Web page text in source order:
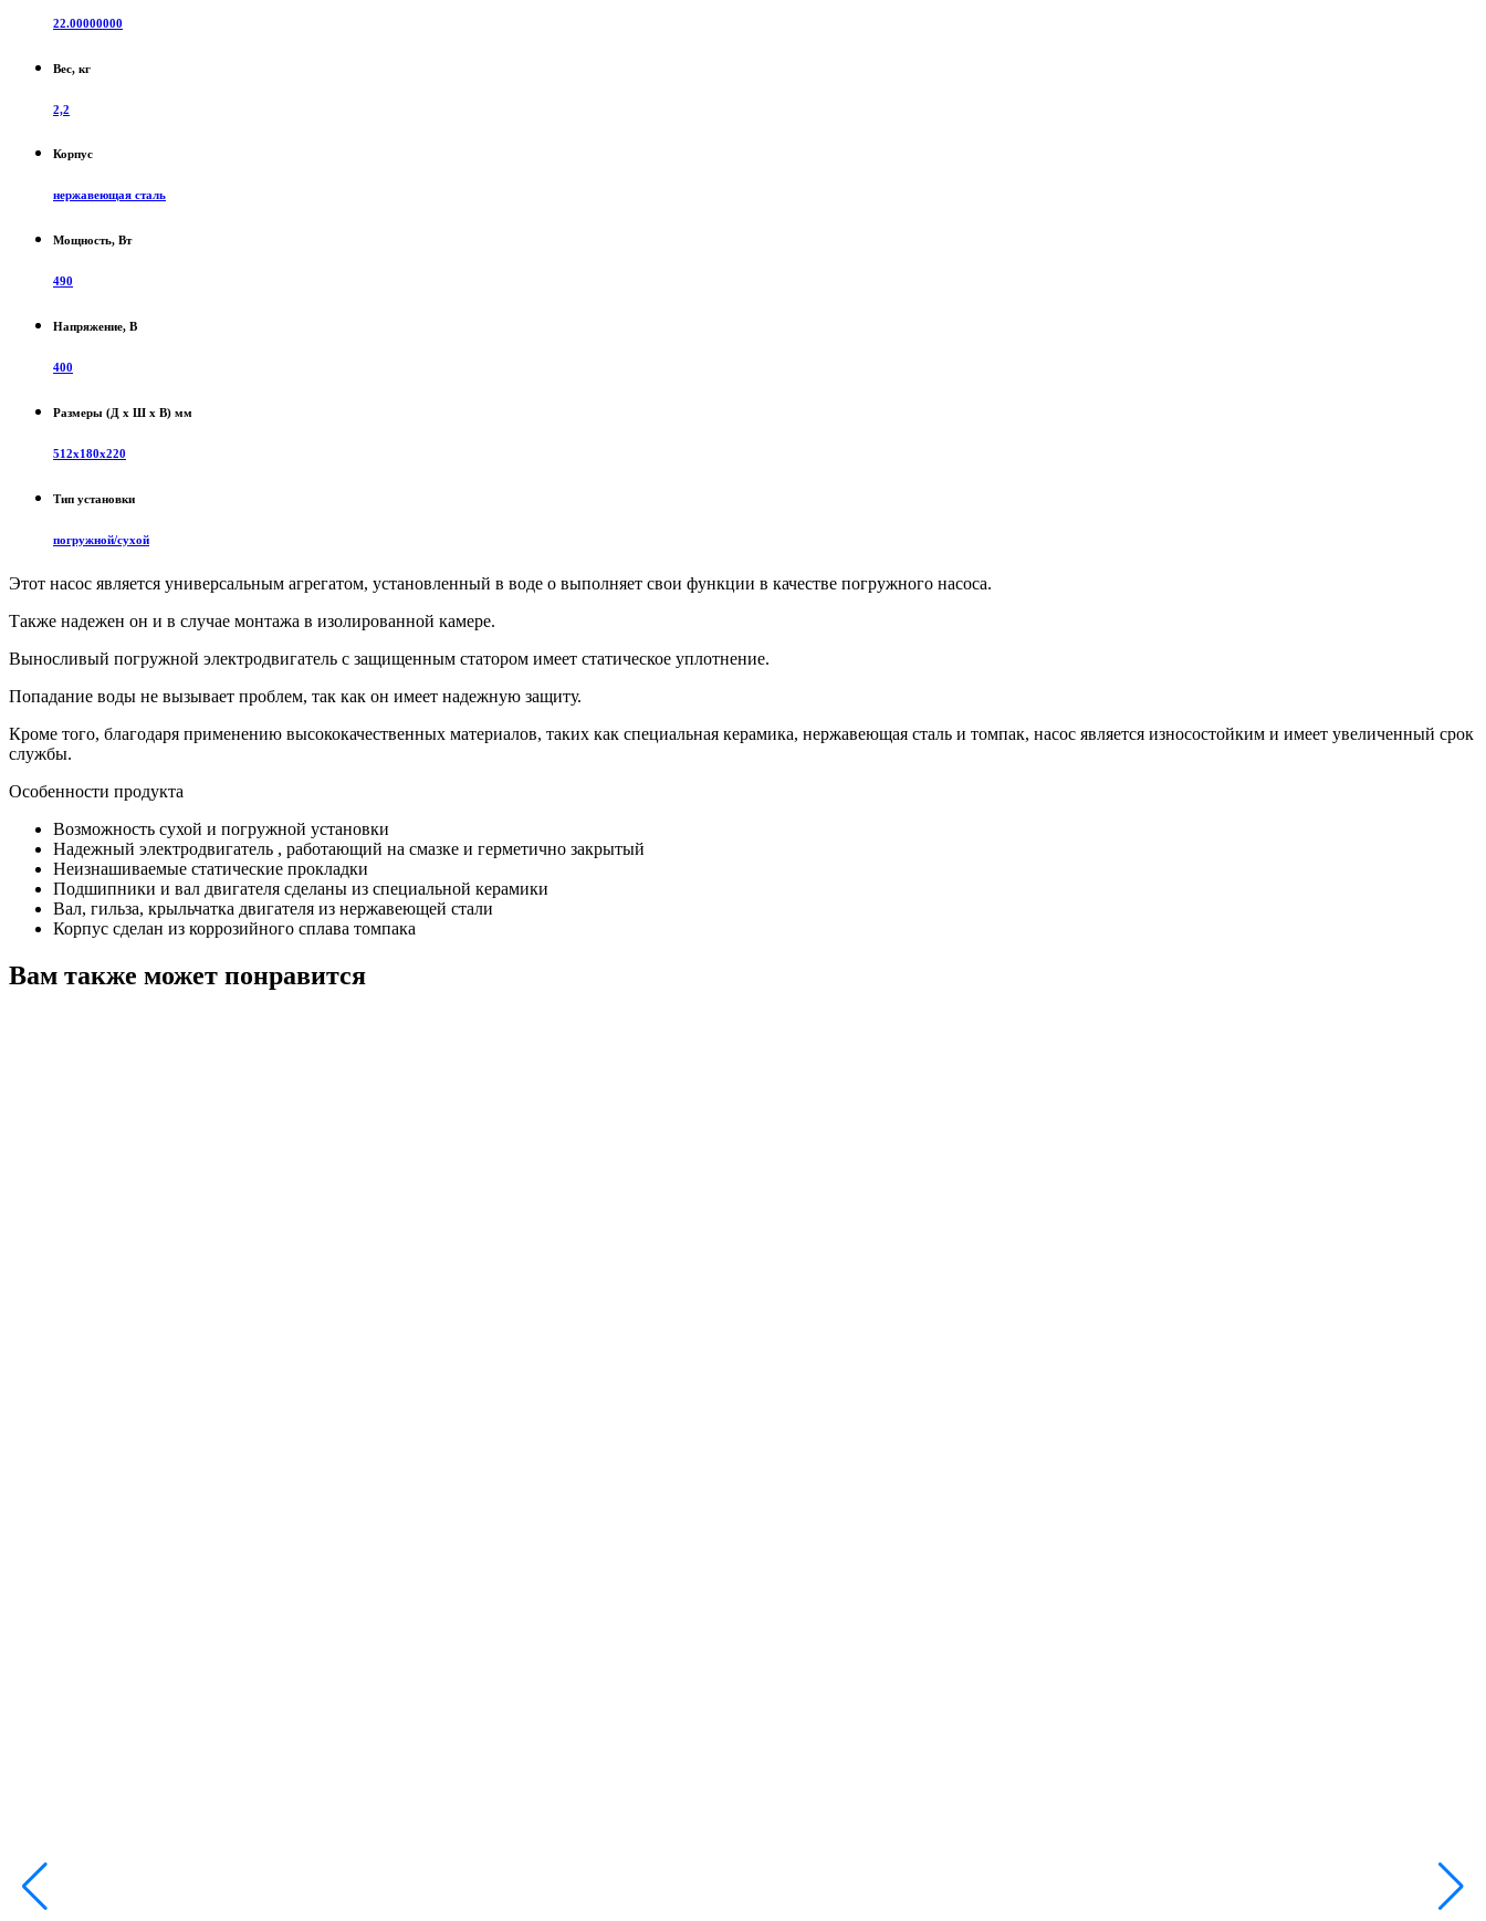
22.00000000
Вес, кг
2,2
Корпус
нержавеющая сталь
Мощность, Вт
490
Напряжение, В
400
Размеры (Д х Ш х В) мм
512х180х220
Тип установки
погружной/сухой
Этот насос является универсальным агрегатом, установленный в воде о выполняет свои функции в качестве погружного насоса.
Также надежен он и в случае монтажа в изолированной камере.
Выносливый погружной электродвигатель с защищенным статором имеет статическое уплотнение.
Попадание воды не вызывает проблем, так как он имеет надежную защиту.
Кроме того, благодаря применению высококачественных материалов, таких как специальная керамика, нержавеющая сталь и томпак, насос является износостойким и имеет увеличенный срок
службы.
Особенности продукта
Возможность сухой и погружной установки
Надежный электродвигатель , работающий на смазке и герметично закрытый
Неизнашиваемые статические прокладки
Подшипники и вал двигателя сделаны из специальной керамики
Вал, гильза, крыльчатка двигателя из нержавеющей стали
Корпус сделан из коррозийного сплава томпака
Вам также может понравится